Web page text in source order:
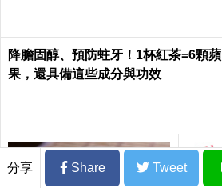
降膽固醇、預防蛀牙！1杯紅茶=6顆蘋
果，還具備這些成分與功效
分享 Share Tweet